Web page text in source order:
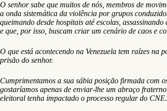
O senhor sabe que muitos de nós, membros de
a onda sistemática da violência por grupos
queimando desde hospitais até escolas,
e que, por isso, buscam criar um cenário de caos e
O que está acontecendo na Venezuela tem raízes
prisão do senhor.
Cumprimentamos a sua sábia posição firmada com
gostaríamos apenas de enviar-lhe um abraço
eleitoral tenha impactado o processo regular do